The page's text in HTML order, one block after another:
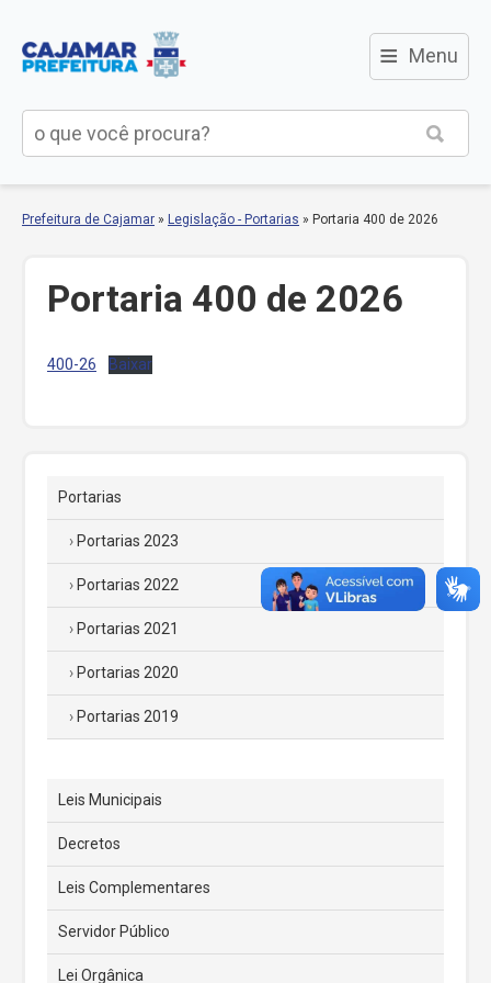
≡ Menu
Prefeitura de Cajamar » Legislação - Portarias » Portaria 400 de 2026
Portaria 400 de 2026
400-26 Baixar
Portarias
Portarias 2023
Portarias 2022
Portarias 2021
Portarias 2020
Portarias 2019
Leis Municipais
Decretos
Leis Complementares
Servidor Público
Lei Orgânica